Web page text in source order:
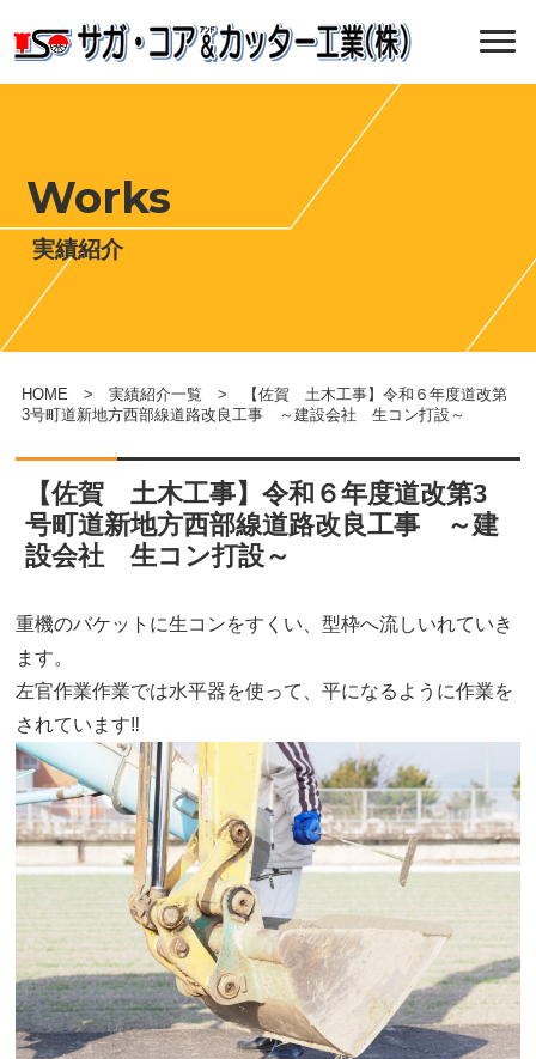
Works
実績紹介
HOME > 実績紹介一覧 > 【佐賀 土木工事】令和６年度道改第
3号町道新地方西部線道路改良工事 ～建設会社 生コン打設～
【佐賀 土木工事】令和６年度道改第3
号町道新地方西部線道路改良工事 ～建
設会社 生コン打設～
重機のバケットに生コンをすくい、型枠へ流しいれていき
ます。
左官作業作業では水平器を使って、平になるように作業を
されています‼